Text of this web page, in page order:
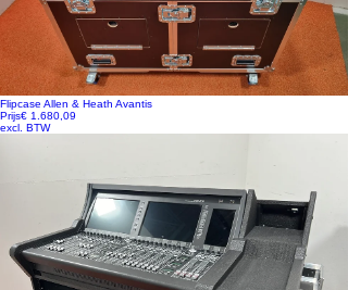
Flipcase Allen & Heath Avantis
Prijs€ 1.680,09
excl. BTW